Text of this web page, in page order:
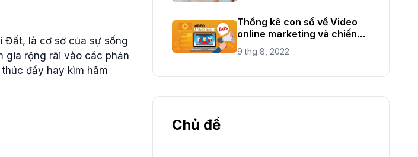
Đất, là cơ sở của sự sống
gia rộng rãi vào các phản
đẩy hay kìm hãm
Thống kê con số về Video
online marketing và chiến
lược mới năm 2021
9 thg 8, 2022
Chủ đề